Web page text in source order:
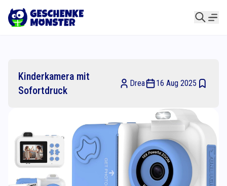
Kinderkamera mit
Sofortdruck
Drea 16 Aug 2025